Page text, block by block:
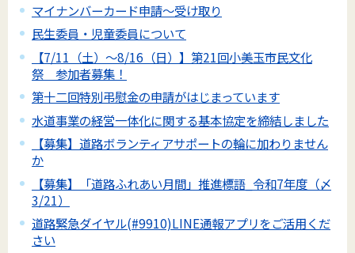
マイナンバーカード申請～受け取り
民生委員・児童委員について
【7/11（土）～8/16（日）】第21回小美玉市民文化
祭 参加者募集！
第十二回特別弔慰金の申請がはじまっています
水道事業の経営一体化に関する基本協定を締結しました
【募集】道路ボランティアサポートの輪に加わりません
か
【募集】「道路ふれあい月間」推進標語_令和7年度（〆
3/21）
道路緊急ダイヤル(#9910)LINE通報アプリをご活用くだ
さい